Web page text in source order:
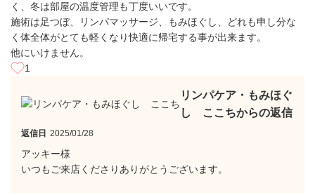
く、冬は部屋の温度管理も丁度いいです。
施術は足つぼ、リンパマッサージ、もみほぐし、どれも申し分な
く体全体がとても軽くなり快適に帰宅する事が出来ます。
他にいけません。
1
リンパケア・もみほぐ
し ここちからの返信
返信日 2025/01/28
アッキー様
いつもご来店くださりありがとうございます。